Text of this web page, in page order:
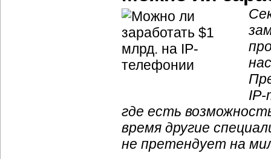
где есть
время другие
не претендует на